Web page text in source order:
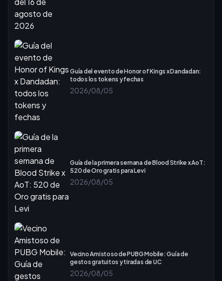
Guía del evento de Honor of Kings x Dandadan:
todos los tokens y fechas
2026/08/05
Guía de la primera semana de Blood Strike x AoT:
520 de Oro gratis para Levi
2026/08/05
Vecino Amistoso de PUBG Mobile: Guía de
gestos gratuitos y tiradas de UC
2026/08/05